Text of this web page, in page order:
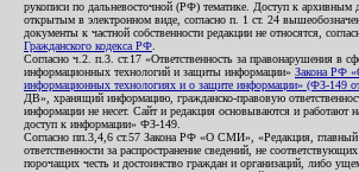
рукописи по дальневосточной (РФ) тематике. Доступ к архивным
открытым в электронном виде, согласно п. 1 ст. 24
документы к частной собственности редакции не относятся,
Гражданского кодекса РФ
Согласно ч.2. п.3. ст.17 «Ответственность за правонарушения в
информационных технологий и защиты информации» Закона РФ
информационных технологиях и о защите информации» (ФЗ-149
ДВ», хранящий информацию, гражданско-правовую
информации не несет. Сайт и редакция основываются и работают
доступ к информации» ФЗ-149.
Согласно пп.3,4,6 ст.57 Закона РФ «О СМИ», «Редакция, главный
ответственности за распространение сведений, не
порочащих честь и достоинство граждан и организаций, либо